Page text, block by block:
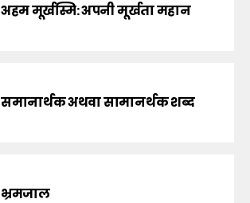
अहम मूर्खस्मि: अपनी मूर्खता महान
समानार्थक अथवा सामानर्थक शब्द
भ्रमजाल